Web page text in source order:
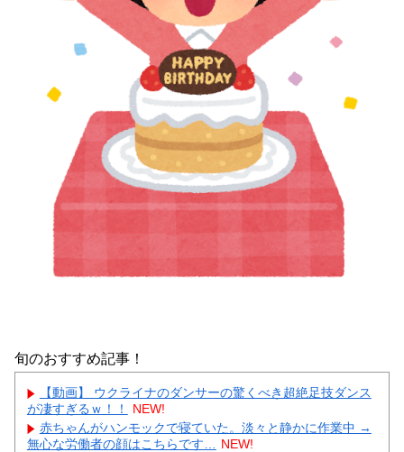
旬のおすすめ記事！
【動画】 ウクライナのダンサーの驚くべき超絶足技ダンス
が凄すぎるｗ！！
NEW!
赤ちゃんがハンモックで寝ていた。淡々と静かに作業中 →
無心な労働者の顔はこちらです…
NEW!